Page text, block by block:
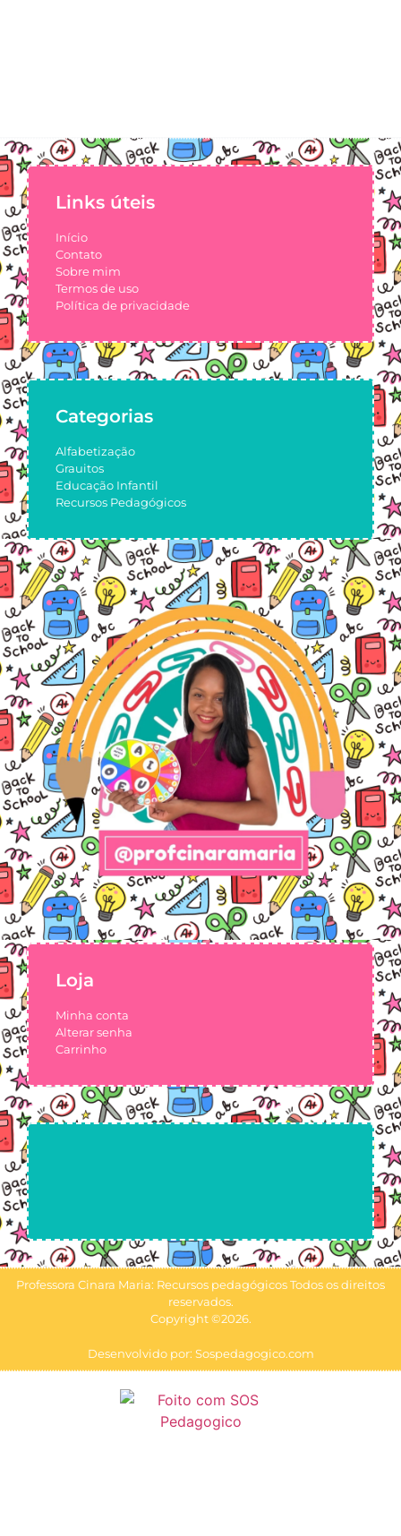
Links úteis
Início
Contato
Sobre mim
Termos de uso
Política de privacidade
Categorias
Alfabetização
Grauitos
Educação Infantil
Recursos Pedagógicos
Loja
Minha conta
Alterar senha
Carrinho
Professora Cinara Maria: Recursos pedagógicos Todos os direitos
reservados.
Copyright ©2026.
Desenvolvido por: Sospedagogico.com